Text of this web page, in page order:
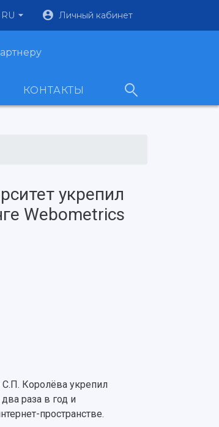
RU Личный кабинет
КОНТАКТЫ
укрепил
Webometrics
Королёва укрепил
раза в год и
пространстве.